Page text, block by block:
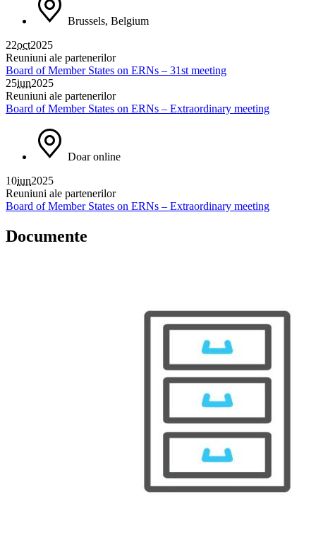
Brussels, Belgium
22oct2025
Reuniuni ale partenerilor
Board of Member States on ERNs – 31st meeting
25iun2025
Reuniuni ale partenerilor
Board of Member States on ERNs – Extraordinary meeting
Doar online
10iun2025
Reuniuni ale partenerilor
Board of Member States on ERNs – Extraordinary meeting
Documente